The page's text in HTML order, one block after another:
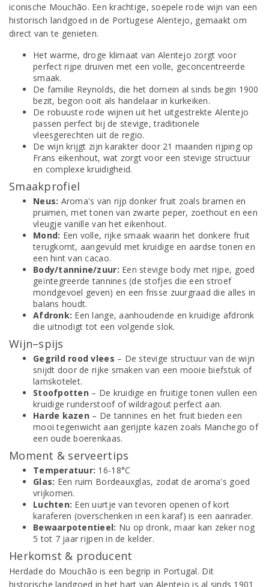
iconische Mouchão. Een krachtige, soepele rode wijn van een
historisch landgoed in de Portugese Alentejo, gemaakt om
direct van te genieten.
Het warme, droge klimaat van Alentejo zorgt voor
perfect rijpe druiven met een volle, geconcentreerde
smaak.
De familie Reynolds, die het domein al sinds begin 1900
bezit, begon ooit als handelaar in kurkeiken.
De robuuste rode wijnen uit het uitgestrekte Alentejo
passen perfect bij de stevige, traditionele
vleesgerechten uit de regio.
De wijn krijgt zijn karakter door 21 maanden rijping op
Frans eikenhout, wat zorgt voor een stevige structuur
en complexe kruidigheid.
Smaakprofiel
Neus: Aroma's van rijp donker fruit zoals bramen en
pruimen, met tonen van zwarte peper, zoethout en een
vleugje vanille van het eikenhout.
Mond: Een volle, rijke smaak waarin het donkere fruit
terugkomt, aangevuld met kruidige en aardse tonen en
een hint van cacao.
Body/tannine/zuur: Een stevige body met rijpe, goed
geïntegreerde tannines (de stofjes die een stroef
mondgevoel geven) en een frisse zuurgraad die alles in
balans houdt.
Afdronk: Een lange, aanhoudende en kruidige afdronk
die uitnodigt tot een volgende slok.
Wijn–spijs
Gegrild rood vlees – De stevige structuur van de wijn
snijdt door de rijke smaken van een mooie biefstuk of
lamskotelet.
Stoofpotten– De kruidige en fruitige tonen vullen een
kruidige runderstoof of wildragout perfect aan.
Harde kazen– De tannines en het fruit bieden een
mooi tegenwicht aan gerijpte kazen zoals Manchego of
een oude boerenkaas.
Moment & serveertips
Temperatuur: 16-18°C
Glas: Een ruim Bordeauxglas, zodat de aroma's goed
vrijkomen.
Luchten: Een uurtje van tevoren openen of kort
karaferen (overschenken in een karaf) is een aanrader.
Bewaarpotentieel: Nu op dronk, maar kan zeker nog
5 tot 7 jaar rijpen in de kelder.
Herkomst & producent
Herdade do Mouchão is een begrip in Portugal. Dit
historische landgoed in het hart van Alentejo is al sinds 1901